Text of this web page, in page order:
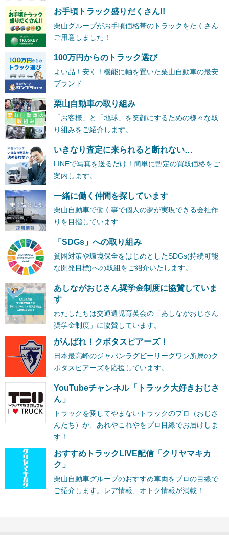
お手頃トラック盛りだくさん!!
栗山グループがお手頃価格帯のトラックをたくさん
ご用意しました！
100万円からのトラック選び
よい品！安く！機能に軸を置いた栗山自動車の最安
ブランド
栗山自動車の取り組み
「お客様」と「地球」を笑顔にするための様々な取
り組みをご紹介します。
いきなり査定に来られると断れない…
LINEで写真を送るだけ！簡単に暫定の買取価格をご
案内します。
一緒に働く仲間を探しています
栗山自動車で働く事で個人の夢が実現できる会社作
りを目指しています
「SDGs」への取り組み
貧困対策や環境保全をはじめとしたSDGs(持続可能
な開発目標)への取組をご紹介いたします。
あしながおじさん奨学金制度に協賛していま
す
わたしたちは交通遺児育英会の「あしながおじさん
奨学金制度」に協賛しています。
がんばれ！クボタスピアーズ！
日本最高峰のジャパンラグビーリーグワン所属のク
ボタスピアーズを応援しています。
YouTubeチャンネル「トラック大好きおじさ
ん」
トラックを愛してやまないトラックのプロ（おじさ
んたち）が、あれやこれやをプロ目線でお届けしま
す！
おすすめトラックLIVE配信「クリヤマキカ
ク」
栗山自動車グループのおすすめ車両をプロの目線で
ご紹介します。レア情報、オトク情報が満載！